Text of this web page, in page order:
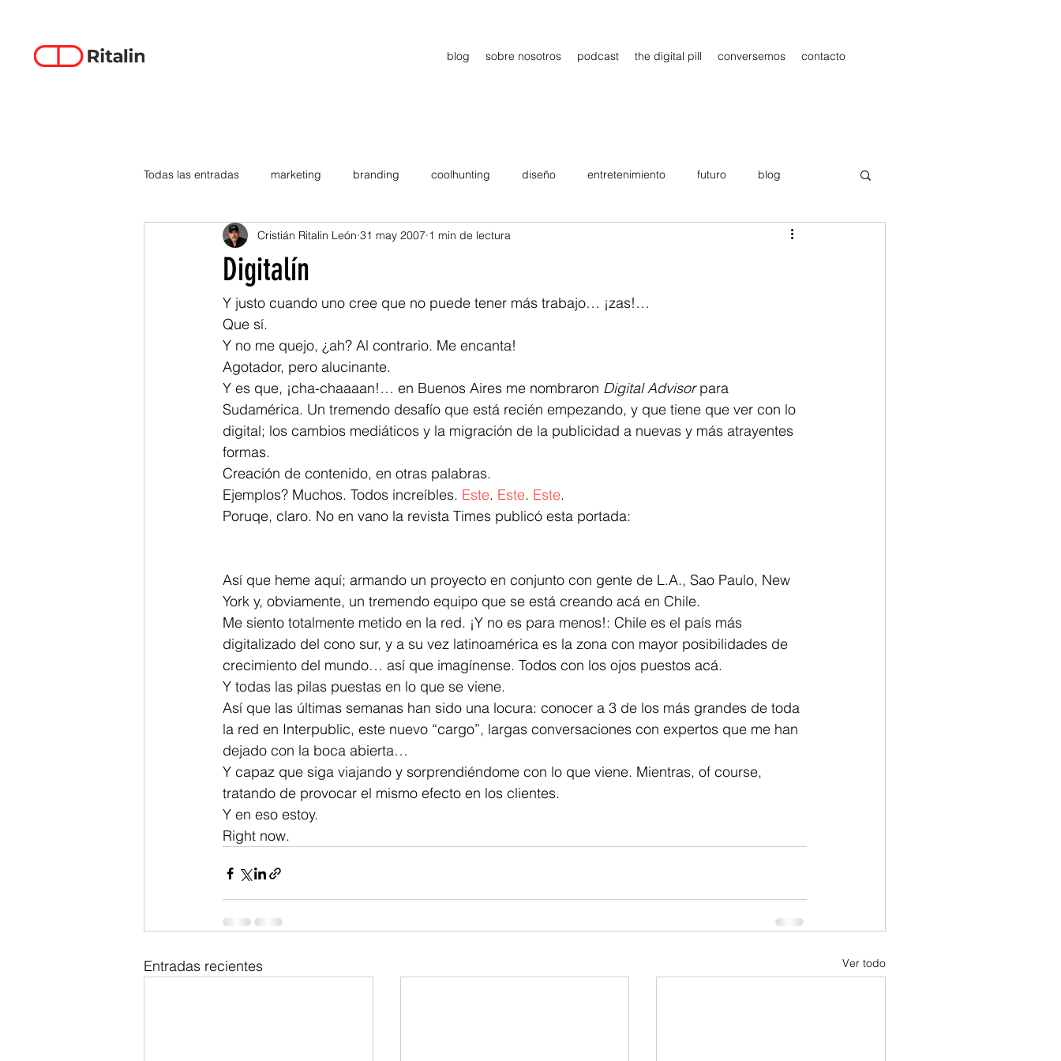
blog sobre nosotros podcast the digital pill conversemos contacto
Todas las entradas marketing branding coolhunting diseño entretenimiento futuro blog
data-driven creativity emprendimiento estrategia gadgets Publicidad
smartphones tecnología Viajes tendencias Wow B2B Showcase
Digitalín
Cristián Ritalin León 31 may 2007 1 min de lectura
Y justo cuando uno cree que no puede tener más trabajo… ¡zas!…
Que sí.
Y no me quejo, ¿ah? Al contrario. Me encanta!
Agotador, pero alucinante.
Y es que, ¡cha-chaaaan!… en Buenos Aires me nombraron Digital Advisor para
Sudamérica. Un tremendo desafío que está recién empezando, y que tiene que ver con lo
digital; los cambios mediáticos y la migración de la publicidad a nuevas y más atrayentes
formas.
Creación de contenido, en otras palabras.
Ejemplos? Muchos. Todos increíbles. Este. Este. Este.
Poruqe, claro. No en vano la revista Times publicó esta portada:
Así que heme aquí; armando un proyecto en conjunto con gente de L.A., Sao Paulo, New
York y, obviamente, un tremendo equipo que se está creando acá en Chile.
Me siento totalmente metido en la red. ¡Y no es para menos!: Chile es el país más
digitalizado del cono sur, y a su vez latinoamérica es la zona con mayor posibilidades de
crecimiento del mundo… así que imagínense. Todos con los ojos puestos acá.
Y todas las pilas puestas en lo que se viene.
Así que las últimas semanas han sido una locura: conocer a 3 de los más grandes de toda
la red en Interpublic, este nuevo “cargo”, largas conversaciones con expertos que me han
dejado con la boca abierta…
Y capaz que siga viajando y sorprendiéndome con lo que viene. Mientras, of course,
tratando de provocar el mismo efecto en los clientes.
Y en eso estoy.
Right now.
Entradas recientes Ver todo